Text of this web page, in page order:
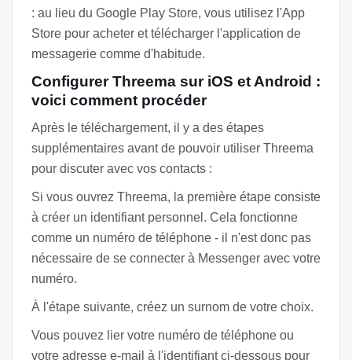
: au lieu du Google Play Store, vous utilisez l'App
Store pour acheter et télécharger l'application de
messagerie comme d'habitude.
Configurer Threema sur iOS et Android :
voici comment procéder
Après le téléchargement, il y a des étapes
supplémentaires avant de pouvoir utiliser Threema
pour discuter avec vos contacts :
Si vous ouvrez Threema, la première étape consiste
à créer un identifiant personnel. Cela fonctionne
comme un numéro de téléphone - il n'est donc pas
nécessaire de se connecter à Messenger avec votre
numéro.
À l'étape suivante, créez un surnom de votre choix.
Vous pouvez lier votre numéro de téléphone ou
votre adresse e-mail à l'identifiant ci-dessous pour